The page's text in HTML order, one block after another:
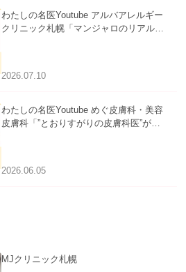
わたしの名医Youtube アルバアレルギー
クリニック札幌「マンジャロのリアル｜
い使い方」を公開いたしました。
2026.07.10
わたしの名医Youtube めぐ皮膚科・美容
皮膚科「”とおりすがりの皮膚科医”がス
公開いたしました。
2026.06.05
MJクリニック札幌